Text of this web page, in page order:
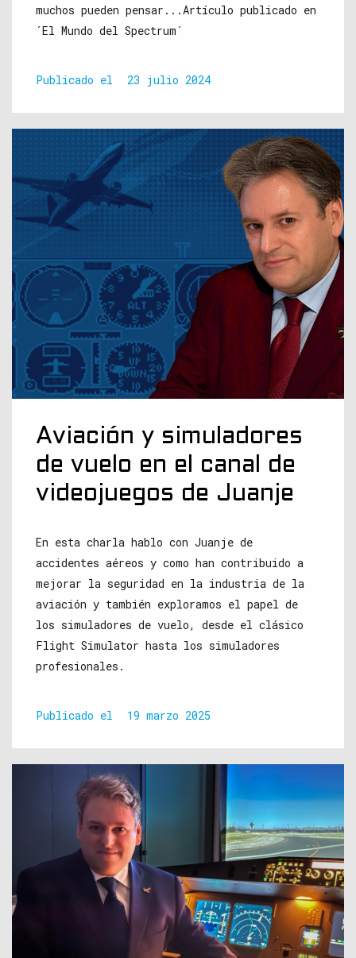
muchos pueden pensar...Artículo publicado en
´El Mundo del Spectrum´
Publicado el 23 julio 2024
Aviación y simuladores
de vuelo en el canal de
videojuegos de Juanje
En esta charla hablo con Juanje de
accidentes aéreos y como han contribuido a
mejorar la seguridad en la industria de la
aviación y también exploramos el papel de
los simuladores de vuelo, desde el clásico
Flight Simulator hasta los simuladores
profesionales.
Publicado el 19 marzo 2025